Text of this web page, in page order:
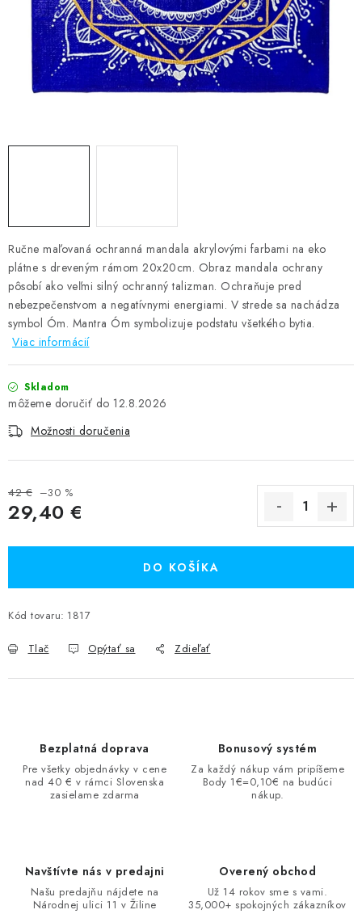
Prečo nakúpiť u nás? Poradňa
Ako nakupovať
Obchodné podmienky
Podmienky ochrany osobných údajov
Kontakty
Doprava a platba
Certifikáty
Ručne maľovaná ochranná mandala akrylovými farbami na eko
plátne s dreveným rámom 20x20cm. Obraz mandala ochrany
pôsobí ako veľmi silný ochranný talizman. Ochraňuje pred
nebezpečenstvom a negatívnymi energiami. V strede sa nachádza
symbol Óm. Mantra Óm symbolizuje podstatu všetkého bytia.
Viac informácií
Skladom
12.8.2026
Možnosti doručenia
42 € –30 %
29,40 €
DO KOŠÍKA
Kód tovaru: 1817
Tlač Opýtať sa Zdieľať
Bezplatná doprava
Pre všetky objednávky v cene
nad 40 € v rámci Slovenska
zasielame zdarma
Bonusový systém
Za každý nákup vám pripíšeme
Body 1€=0,10€ na budúci
nákup.
Navštívte nás v predajni
Našu predajňu nájdete na
Národnej ulici 11 v Žiline
Overený obchod
Už 14 rokov sme s vami.
35,000+ spokojných zákazníkov